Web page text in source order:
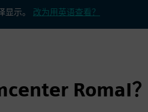
显示。 改为用英语查看？
RomaI？